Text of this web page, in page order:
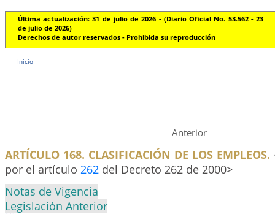
Última actualización: 31 de julio de 2026 - (Diario Oficial No. 53.562 - 23
de julio de 2026)
Derechos de autor reservados - Prohibida su reproducción
Inicio
Anterior
ARTÍCULO 168. CLASIFICACIÓN DE LOS EMPLEOS.
por el artículo 262 del Decreto 262 de 2000>
Notas de Vigencia
Legislación Anterior